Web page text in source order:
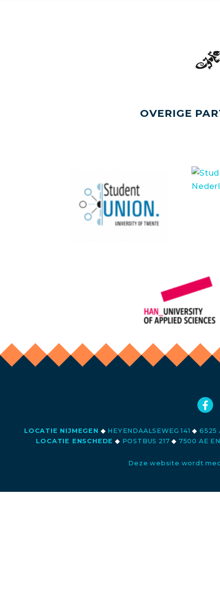
OVERIGE
LOCATIE NIJMEGEN ◆ HEYENDAALSEWEG 141◆ 6525
LOCATIE ENSCHEDE ◆ POSTBUS 217◆ 7500 AE
Deze website wordt